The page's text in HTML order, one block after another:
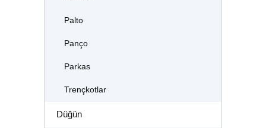
Palto
Panço
Parkas
Trençkotlar
Düğün